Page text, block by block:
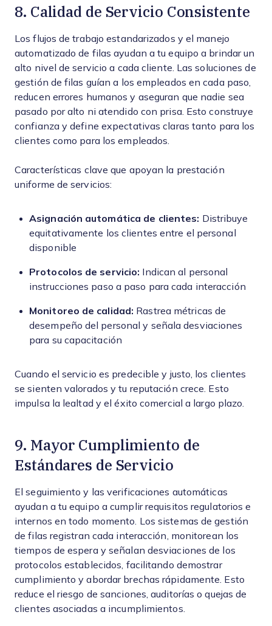
8. Calidad de Servicio Consistente
Los flujos de trabajo estandarizados y el manejo
automatizado de filas ayudan a tu equipo a brindar un
alto nivel de servicio a cada cliente. Las soluciones de
gestión de filas guían a los empleados en cada paso,
reducen errores humanos y aseguran que nadie sea
pasado por alto ni atendido con prisa. Esto construye
confianza y define expectativas claras tanto para los
clientes como para los empleados.
Características clave que apoyan la prestación
uniforme de servicios:
Asignación automática de clientes: Distribuye
equitativamente los clientes entre el personal
disponible
Protocolos de servicio: Indican al personal
instrucciones paso a paso para cada interacción
Monitoreo de calidad: Rastrea métricas de
desempeño del personal y señala desviaciones
para su capacitación
Cuando el servicio es predecible y justo, los clientes
se sienten valorados y tu reputación crece. Esto
impulsa la lealtad y el éxito comercial a largo plazo.
9. Mayor Cumplimiento de
Estándares de Servicio
El seguimiento y las verificaciones automáticas
ayudan a tu equipo a cumplir requisitos regulatorios e
internos en todo momento. Los sistemas de gestión
de filas registran cada interacción, monitorean los
tiempos de espera y señalan desviaciones de los
protocolos establecidos, facilitando demostrar
cumplimiento y abordar brechas rápidamente. Esto
reduce el riesgo de sanciones, auditorías o quejas de
clientes asociadas a incumplimientos.